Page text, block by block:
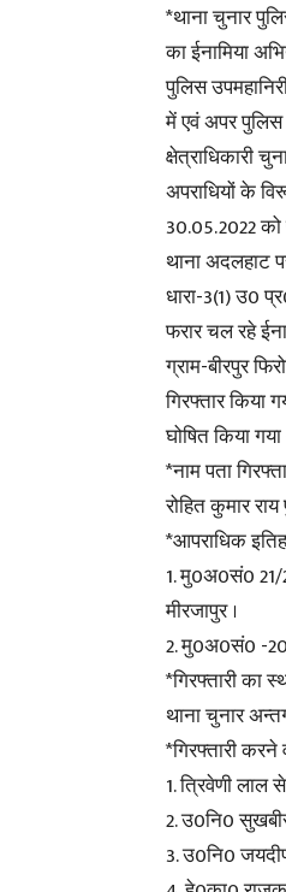
*थाना चुनार
का ईनामिया
पुलिस
में एवं अपर
क्षेत्राधिकारी
अपराधियों के
30.05.2022 को
थाना अदलहाट
धारा-3(1) उ0
फरार चल रहे
ग्राम-बीरपुर
गिरफ्तार किया
घोषित किया गया
*नाम पता
रोहित कुमार
*आपराधिक
1. मु0अ0सं0 21/
मीरजापुर ।
2. मु0अ0सं0 -
*गिरफ्तारी का
थाना चुनार
*गिरफ्तारी
1. त्रिवेणी लाल
2. उ0नि0
3. उ0नि0